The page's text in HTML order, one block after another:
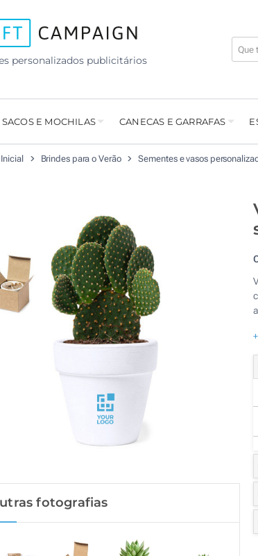
personalizados publicitários
SACOS E MOCHILAS CANECAS E GARRAFAS
Brindes para o Verão Sementes e vasos
fotografias